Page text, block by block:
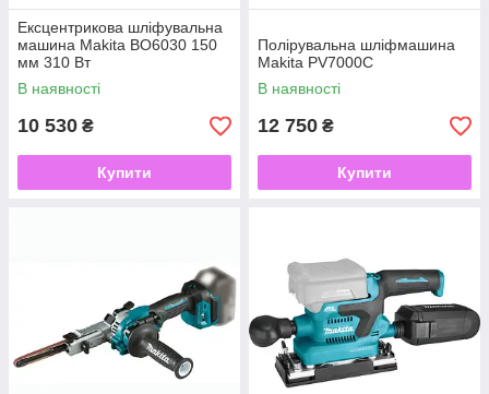
Ексцентрикова шліфувальна
машина Makita BO6030 150
мм 310 Вт
В наявності
10 530 ₴
Купити
Полірувальна шліфмашина
Makita PV7000C
В наявності
12 750 ₴
Купити